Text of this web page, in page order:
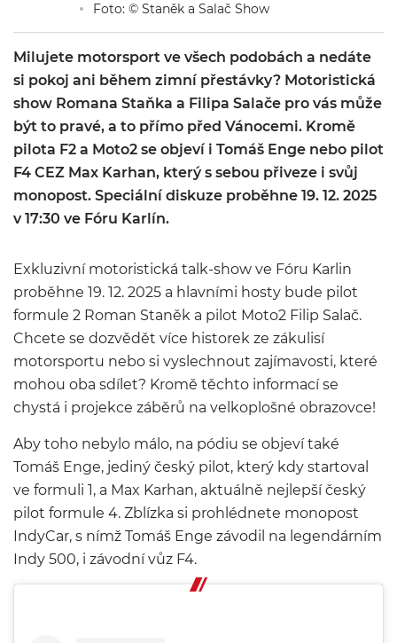
Foto: © Staněk a Salač Show
Milujete motorsport ve všech podobách a nedáte
si pokoj ani během zimní přestávky? Motoristická
show Romana Staňka a Filipa Salače pro vás může
být to pravé, a to přímo před Vánocemi. Kromě
pilota F2 a Moto2 se objeví i Tomáš Enge nebo pilot
F4 CEZ Max Karhan, který s sebou přiveze i svůj
monopost. Speciální diskuze proběhne 19. 12. 2025
v 17:30 ve Fóru Karlín.
Exkluzivní motoristická talk-show ve Fóru Karlin
proběhne 19. 12. 2025 a hlavními hosty bude pilot
formule 2 Roman Staněk a pilot Moto2 Filip Salač.
Chcete se dozvědět více historek ze zákulisí
motorsportu nebo si vyslechnout zajímavosti, které
mohou oba sdílet? Kromě těchto informací se
chystá i projekce záběrů na velkoplošné obrazovce!
Aby toho nebylo málo, na pódiu se objeví také
Tomáš Enge, jediný český pilot, který kdy startoval
ve formuli 1, a Max Karhan, aktuálně nejlepší český
pilot formule 4. Zblízka si prohlédnete monopost
IndyCar, s nímž Tomáš Enge závodil na legendárním
Indy 500, i závodní vůz F4.